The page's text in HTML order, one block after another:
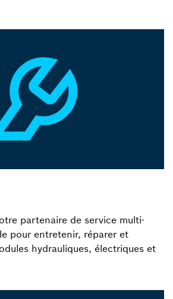
partenaire de service multi-
pour entretenir, réparer et
hydrauliques, électriques et